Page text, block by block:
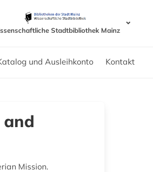
Stadtbibliothek Mainz
und Ausleihkonto Kontakt
and
Mission.